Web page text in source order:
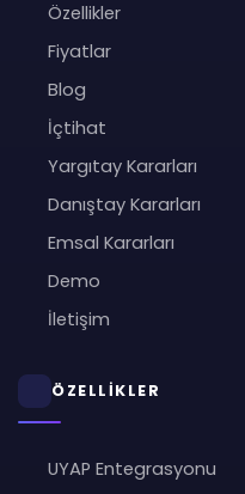
Özellikler
Fiyatlar
Blog
İçtihat
Yargıtay Kararları
Danıştay Kararları
Emsal Kararları
Demo
İletişim
ÖZELLİKLER
UYAP Entegrasyonu